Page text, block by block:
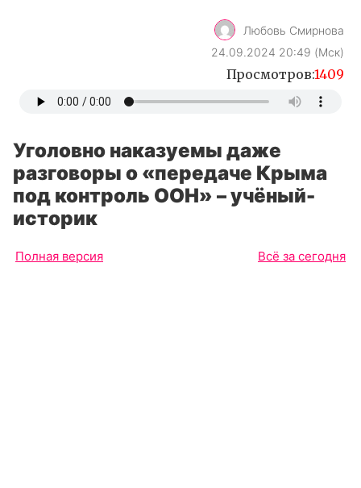
Любовь Смирнова
24.09.2024 20:49 (Мск)
Просмотров:1409
Уголовно наказуемы даже
разговоры о «передаче Крыма
под контроль ООН» – учёный-
историк
Полная версия Всё за сегодня